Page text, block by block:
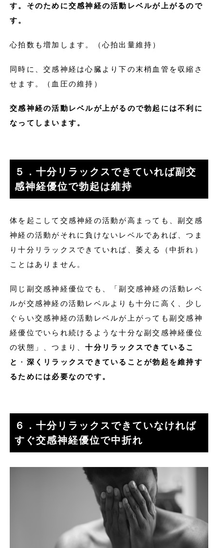
す。そのために交感神経の活動レベルが上がるので
す。
心拍数も増加します。（心拍出量維持）
同時に、交感神経は心臓より下の末梢血管を収縮さ
せます。（血圧の維持）
交感神経の活動レベルが上がるので勃起には不利に
なってしまいます。
５．十分リラックスできていれば副交
感神経優位で勃起は維持
体を起こして交感神経の活動が高まっても、副交感
神経の活動がそれに負けないレベルであれば、つま
り十分リラックスできていれば、萎える（中折れ）
ことはありません。
同じ副交感神経優位でも、「副交感神経の活動レベ
ルが交感神経の活動レベルよりも十分に高く、少し
ぐらい交感神経の活動レベルが上がっても副交感神
経優位でいられ続けるような十分な副交感神経優位
の状態」、つまり、十分リラックスできているこ
と ・ 深くリラックスできていることが勃起を維持す
るためには必要なのです。
６．十分リラックスできていなければ
すぐ交感神経優位で中折れ